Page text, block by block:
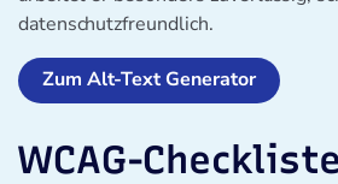
datenschutzfreundlich.
Zum Alt-Text Generator
WCAG-